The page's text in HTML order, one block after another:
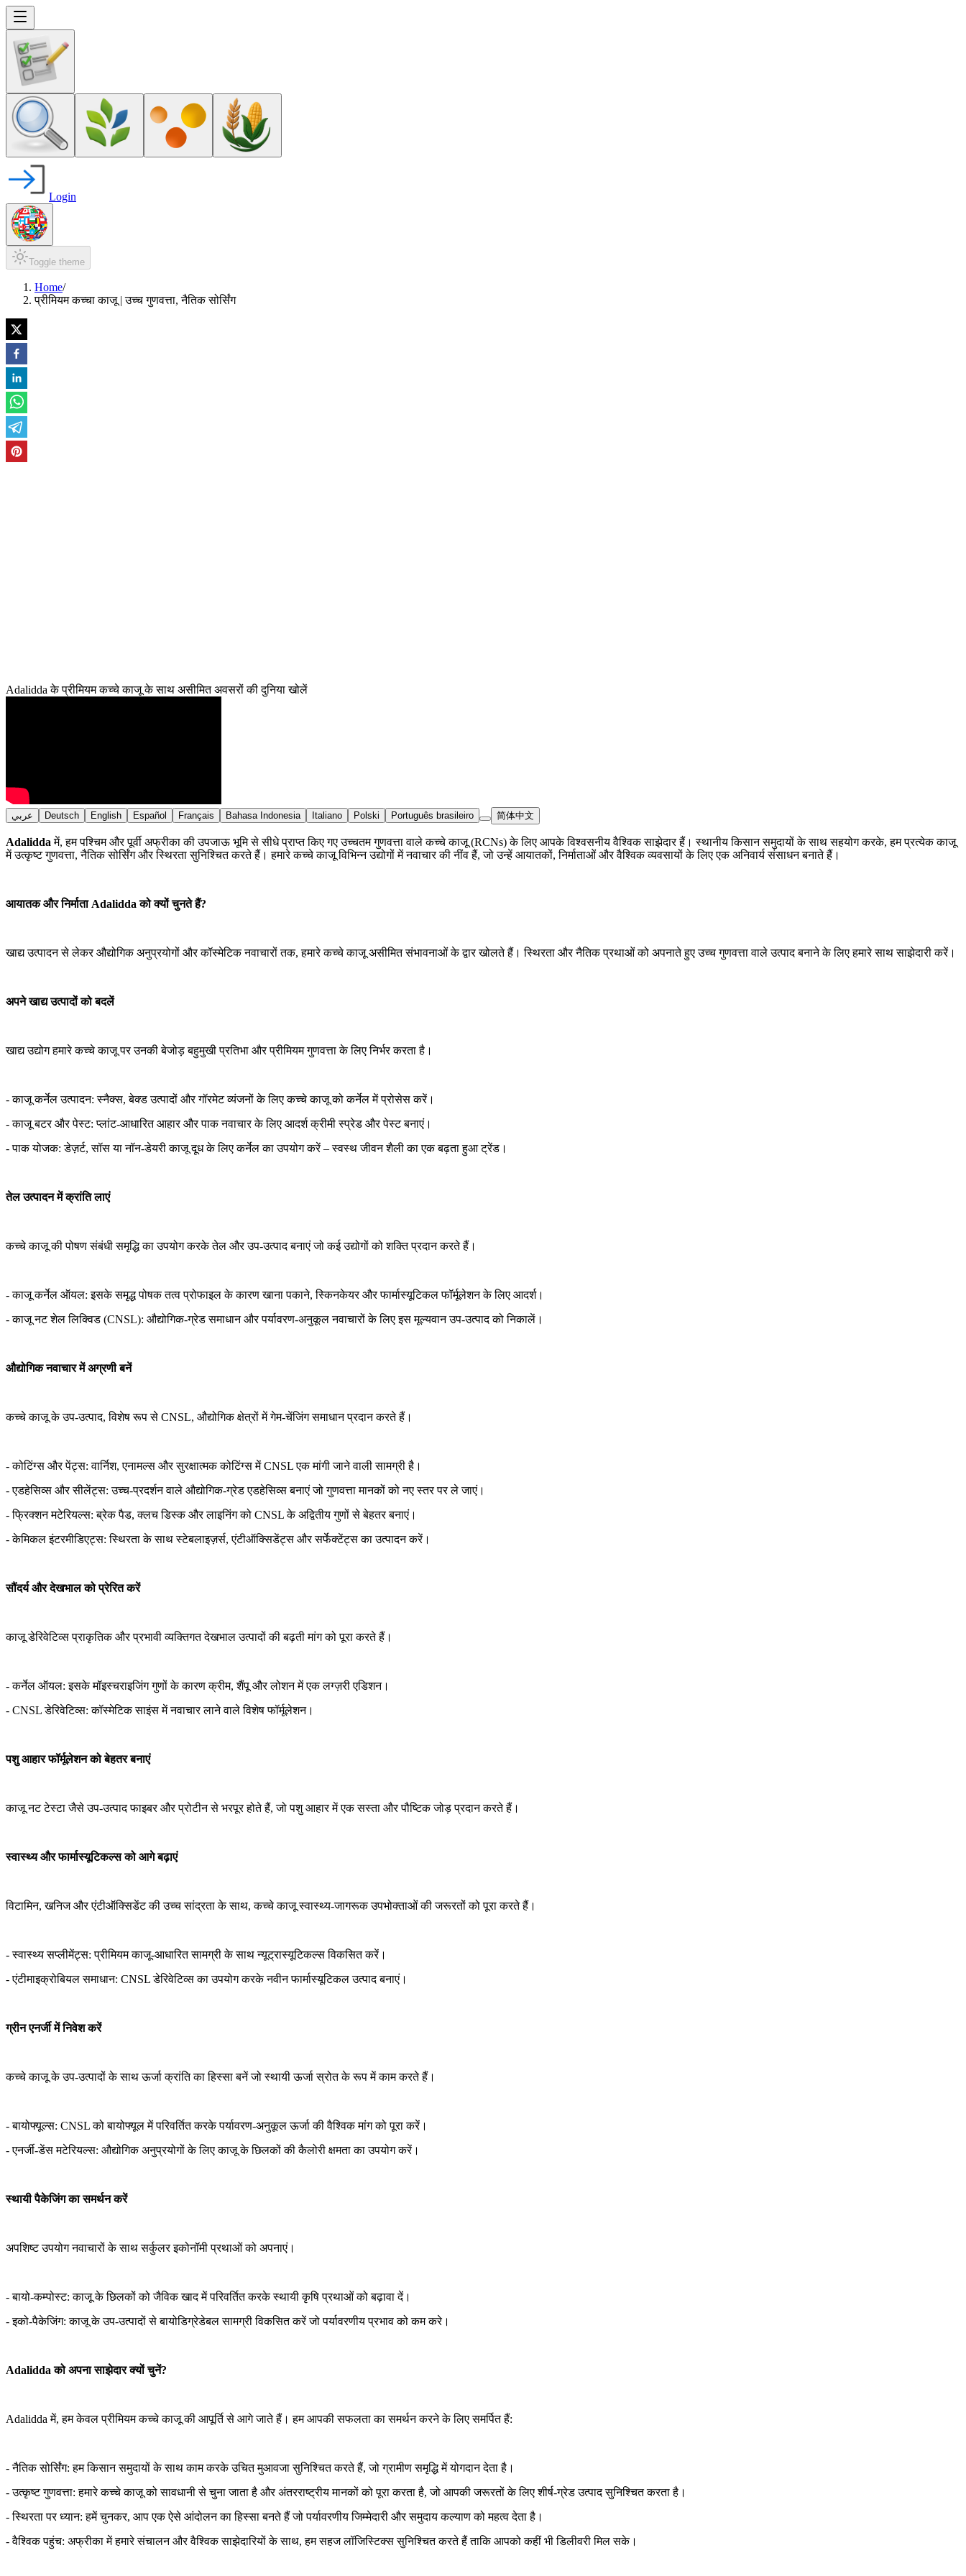
Login
Toggle theme
Home/
प्रीमियम कच्चा काजू | उच्च गुणवत्ता, नैतिक सोर्सिंग
Adalidda के प्रीमियम कच्चे काजू के साथ असीमित अवसरों की दुनिया खोलें
عربي Deutsch English Español Français Bahasa Indonesia Italiano Polski Português brasileiro 简体中文
Adalidda में, हम पश्चिम और पूर्वी अफ्रीका की उपजाऊ भूमि से सीधे प्राप्त किए गए उच्चतम गुणवत्ता वाले कच्चे काजू (RCNs) के लिए आपके विश्वसनीय वैश्विक साझेदार हैं। स्थानीय किसान समुदायों के साथ सहयोग करके, हम प्रत्येक काजू
में उत्कृष्ट गुणवत्ता, नैतिक सोर्सिंग और स्थिरता सुनिश्चित करते हैं। हमारे कच्चे काजू विभिन्न उद्योगों में नवाचार की नींव हैं, जो उन्हें आयातकों, निर्माताओं और वैश्विक व्यवसायों के लिए एक अनिवार्य संसाधन बनाते हैं।
आयातक और निर्माता Adalidda को क्यों चुनते हैं?
खाद्य उत्पादन से लेकर औद्योगिक अनुप्रयोगों और कॉस्मेटिक नवाचारों तक, हमारे कच्चे काजू असीमित संभावनाओं के द्वार खोलते हैं। स्थिरता और नैतिक प्रथाओं को अपनाते हुए उच्च गुणवत्ता वाले उत्पाद बनाने के लिए हमारे साथ साझेदारी करें।
अपने खाद्य उत्पादों को बदलें
खाद्य उद्योग हमारे कच्चे काजू पर उनकी बेजोड़ बहुमुखी प्रतिभा और प्रीमियम गुणवत्ता के लिए निर्भर करता है।
- काजू कर्नेल उत्पादन: स्नैक्स, बेक्ड उत्पादों और गॉरमेट व्यंजनों के लिए कच्चे काजू को कर्नेल में प्रोसेस करें।
- काजू बटर और पेस्ट: प्लांट-आधारित आहार और पाक नवाचार के लिए आदर्श क्रीमी स्प्रेड और पेस्ट बनाएं।
- पाक योजक: डेज़र्ट, सॉस या नॉन-डेयरी काजू दूध के लिए कर्नेल का उपयोग करें – स्वस्थ जीवन शैली का एक बढ़ता हुआ ट्रेंड।
तेल उत्पादन में क्रांति लाएं
कच्चे काजू की पोषण संबंधी समृद्धि का उपयोग करके तेल और उप-उत्पाद बनाएं जो कई उद्योगों को शक्ति प्रदान करते हैं।
- काजू कर्नेल ऑयल: इसके समृद्ध पोषक तत्व प्रोफाइल के कारण खाना पकाने, स्किनकेयर और फार्मास्यूटिकल फॉर्मूलेशन के लिए आदर्श।
- काजू नट शेल लिक्विड (CNSL): औद्योगिक-ग्रेड समाधान और पर्यावरण-अनुकूल नवाचारों के लिए इस मूल्यवान उप-उत्पाद को निकालें।
औद्योगिक नवाचार में अग्रणी बनें
कच्चे काजू के उप-उत्पाद, विशेष रूप से CNSL, औद्योगिक क्षेत्रों में गेम-चेंजिंग समाधान प्रदान करते हैं।
- कोटिंग्स और पेंट्स: वार्निश, एनामल्स और सुरक्षात्मक कोटिंग्स में CNSL एक मांगी जाने वाली सामग्री है।
- एडहेसिव्स और सीलेंट्स: उच्च-प्रदर्शन वाले औद्योगिक-ग्रेड एडहेसिव्स बनाएं जो गुणवत्ता मानकों को नए स्तर पर ले जाएं।
- फ्रिक्शन मटेरियल्स: ब्रेक पैड, क्लच डिस्क और लाइनिंग को CNSL के अद्वितीय गुणों से बेहतर बनाएं।
- केमिकल इंटरमीडिएट्स: स्थिरता के साथ स्टेबलाइज़र्स, एंटीऑक्सिडेंट्स और सर्फेक्टेंट्स का उत्पादन करें।
सौंदर्य और देखभाल को प्रेरित करें
काजू डेरिवेटिव्स प्राकृतिक और प्रभावी व्यक्तिगत देखभाल उत्पादों की बढ़ती मांग को पूरा करते हैं।
- कर्नेल ऑयल: इसके मॉइस्चराइजिंग गुणों के कारण क्रीम, शैंपू और लोशन में एक लग्ज़री एडिशन।
- CNSL डेरिवेटिव्स: कॉस्मेटिक साइंस में नवाचार लाने वाले विशेष फॉर्मूलेशन।
पशु आहार फॉर्मूलेशन को बेहतर बनाएं
काजू नट टेस्टा जैसे उप-उत्पाद फाइबर और प्रोटीन से भरपूर होते हैं, जो पशु आहार में एक सस्ता और पौष्टिक जोड़ प्रदान करते हैं।
स्वास्थ्य और फार्मास्यूटिकल्स को आगे बढ़ाएं
विटामिन, खनिज और एंटीऑक्सिडेंट की उच्च सांद्रता के साथ, कच्चे काजू स्वास्थ्य-जागरूक उपभोक्ताओं की जरूरतों को पूरा करते हैं।
- स्वास्थ्य सप्लीमेंट्स: प्रीमियम काजू-आधारित सामग्री के साथ न्यूट्रास्यूटिकल्स विकसित करें।
- एंटीमाइक्रोबियल समाधान: CNSL डेरिवेटिव्स का उपयोग करके नवीन फार्मास्यूटिकल उत्पाद बनाएं।
ग्रीन एनर्जी में निवेश करें
कच्चे काजू के उप-उत्पादों के साथ ऊर्जा क्रांति का हिस्सा बनें जो स्थायी ऊर्जा स्रोत के रूप में काम करते हैं।
- बायोफ्यूल्स: CNSL को बायोफ्यूल में परिवर्तित करके पर्यावरण-अनुकूल ऊर्जा की वैश्विक मांग को पूरा करें।
- एनर्जी-डेंस मटेरियल्स: औद्योगिक अनुप्रयोगों के लिए काजू के छिलकों की कैलोरी क्षमता का उपयोग करें।
स्थायी पैकेजिंग का समर्थन करें
अपशिष्ट उपयोग नवाचारों के साथ सर्कुलर इकोनॉमी प्रथाओं को अपनाएं।
- बायो-कम्पोस्ट: काजू के छिलकों को जैविक खाद में परिवर्तित करके स्थायी कृषि प्रथाओं को बढ़ावा दें।
- इको-पैकेजिंग: काजू के उप-उत्पादों से बायोडिग्रेडेबल सामग्री विकसित करें जो पर्यावरणीय प्रभाव को कम करे।
Adalidda को अपना साझेदार क्यों चुनें?
Adalidda में, हम केवल प्रीमियम कच्चे काजू की आपूर्ति से आगे जाते हैं। हम आपकी सफलता का समर्थन करने के लिए समर्पित हैं:
- नैतिक सोर्सिंग: हम किसान समुदायों के साथ काम करके उचित मुआवजा सुनिश्चित करते हैं, जो ग्रामीण समृद्धि में योगदान देता है।
- उत्कृष्ट गुणवत्ता: हमारे कच्चे काजू को सावधानी से चुना जाता है और अंतरराष्ट्रीय मानकों को पूरा करता है, जो आपकी जरूरतों के लिए शीर्ष-ग्रेड उत्पाद सुनिश्चित करता है।
- स्थिरता पर ध्यान: हमें चुनकर, आप एक ऐसे आंदोलन का हिस्सा बनते हैं जो पर्यावरणीय जिम्मेदारी और समुदाय कल्याण को महत्व देता है।
- वैश्विक पहुंच: अफ्रीका में हमारे संचालन और वैश्विक साझेदारियों के साथ, हम सहज लॉजिस्टिक्स सुनिश्चित करते हैं ताकि आपको कहीं भी डिलीवरी मिल सके।